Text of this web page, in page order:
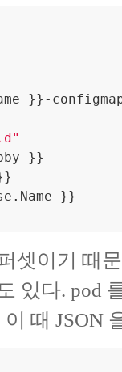
}}-
}}
}}
셋이기 때
있다. pod
때 JSON